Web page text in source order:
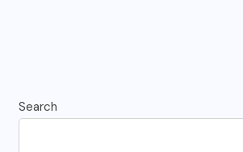
Search